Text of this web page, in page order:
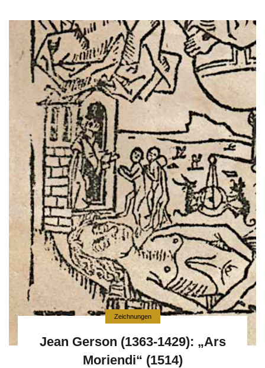
Zeichnungen
Jean Gerson (1363-1429): „Ars
Moriendi“ (1514)